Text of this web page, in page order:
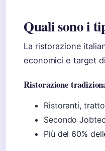
Quali sono i
La ristorazione
economici e target
Ristorazione
Ristoranti,
Secondo
Più del 60%